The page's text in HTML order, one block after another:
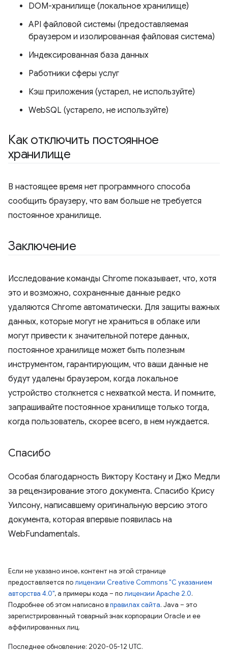
DOM-хранилище (локальное хранилище)
API файловой системы (предоставляемая
браузером и изолированная файловая система)
Индексированная база данных
Работники сферы услуг
Кэш приложения (устарел, не используйте)
WebSQL (устарело, не используйте)
Как отключить постоянное
хранилище
В настоящее время нет программного способа
сообщить браузеру, что вам больше не требуется
постоянное хранилище.
Заключение
Исследование команды Chrome показывает, что, хотя
это и возможно, сохраненные данные редко
удаляются Chrome автоматически. Для защиты важных
данных, которые могут не храниться в облаке или
могут привести к значительной потере данных,
постоянное хранилище может быть полезным
инструментом, гарантирующим, что ваши данные не
будут удалены браузером, когда локальное
устройство столкнется с нехваткой места. И помните,
запрашивайте постоянное хранилище только тогда,
когда пользователь, скорее всего, в нем нуждается.
Спасибо
Особая благодарность Виктору Костану и Джо Медли
за рецензирование этого документа. Спасибо Крису
Уилсону, написавшему оригинальную версию этого
документа, которая впервые появилась на
WebFundamentals.
Если не указано иное, контент на этой странице
предоставляется полицензии Creative Commons "С указанием
авторства 4.0", а примеры кода – полицензии Apache 2.0.
Подробнее об этом написано вправилах сайта. Java – это
зарегистрированный товарный знак корпорации Oracle и ее
аффилированных лиц.
Последнее обновление: 2020-05-12 UTC.